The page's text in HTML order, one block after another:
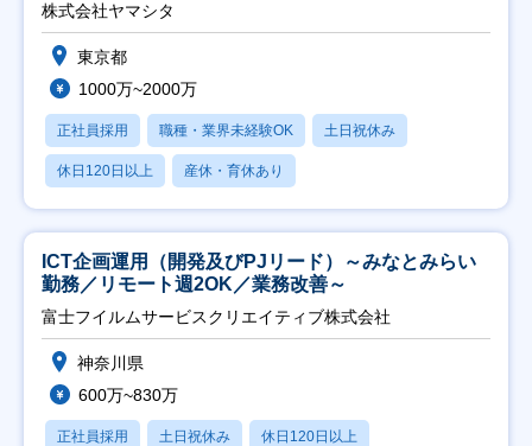
株式会社ヤマシタ
東京都
1000万~2000万
正社員採用 職種・業界未経験OK 土日祝休み
休日120日以上 産休・育休あり
ICT企画運用（開発及びPJリード）～みなとみらい
勤務／リモート週2OK／業務改善～
富士フイルムサービスクリエイティブ株式会社
神奈川県
600万~830万
正社員採用 土日祝休み 休日120日以上